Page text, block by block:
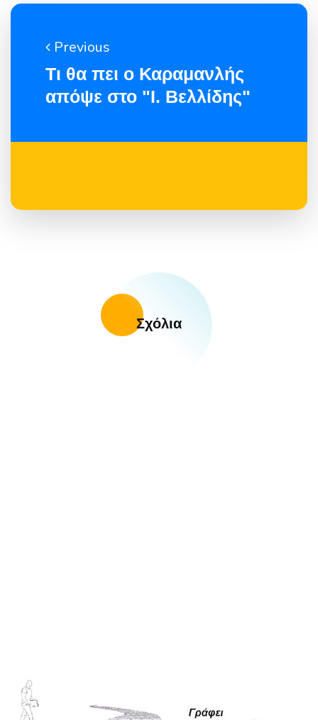
Previous
Τι θα πει ο Καραμανλής
απόψε στο "Ι. Βελλίδης"
Σχόλια